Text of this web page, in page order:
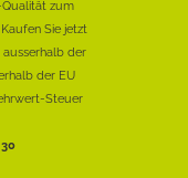
zum
Sie jetzt
ausserhalb der
der EU
Steuer